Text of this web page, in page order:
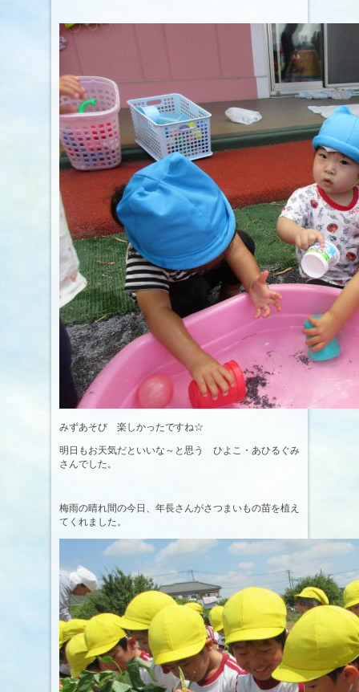
みずあそび 楽しかったですね☆
明日もお天気だといいな～と思う ひよこ・あひるぐみ
さんでした。
梅雨の晴れ間の今日、年長さんがさつまいもの苗を植え
てくれました。